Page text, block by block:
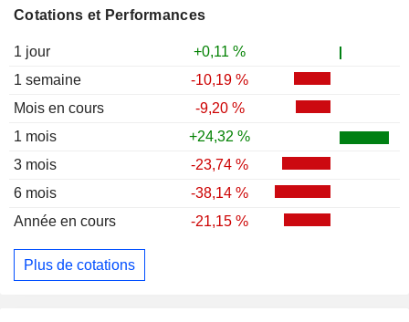
Cotations et Performances
1 jour
+0,11 %
1 semaine
-10,19 %
Mois en cours
-9,20 %
1 mois
+24,32 %
3 mois
-23,74 %
6 mois
-38,14 %
Année en cours
-21,15 %
Plus de cotations